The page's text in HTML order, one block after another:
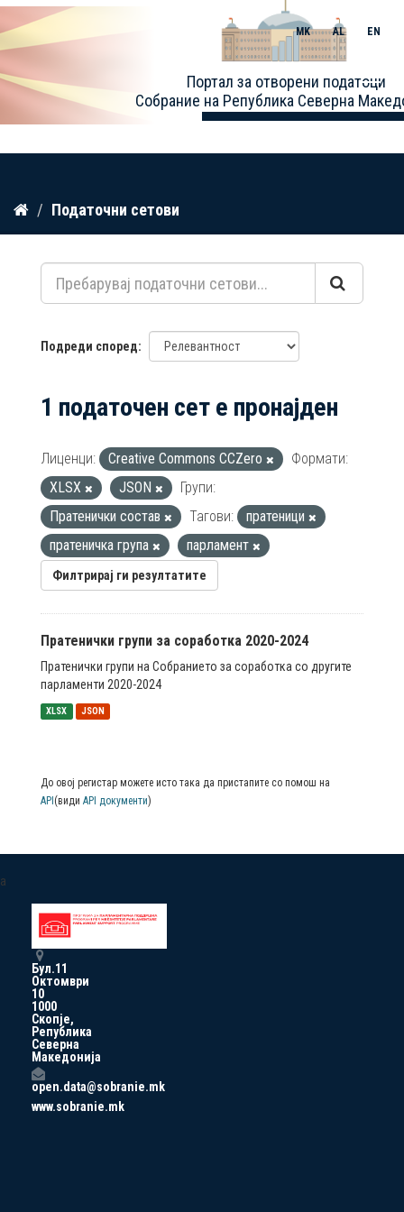
Прескокнете
содржина
Портал за отворени податоци
Собрание на Република Северна
MK AL EN
Toggle
Податочни сетови
Подреди според
1 податочен сет е пронајден
Лиценци: Creative Commons CCZero
Формати:
XLSX
JSON
Групи:
Пратенички состав
Тагови:
пратеници
пратеничка група
парламент
Филтрирај ги резултатите
Пратенички групи за соработка 2020-2024
Пратенички групи на Собранието за соработка со другите
парламенти 2020-2024
XLSX JSON
До овој регистар можете исто така да пристапите со помош на
API (види API документи)
a
Бул.11
Октомври
10
1000
Скопје,
Република
Северна
Македонија
open.data@sobranie.mk
www.sobranie.mk